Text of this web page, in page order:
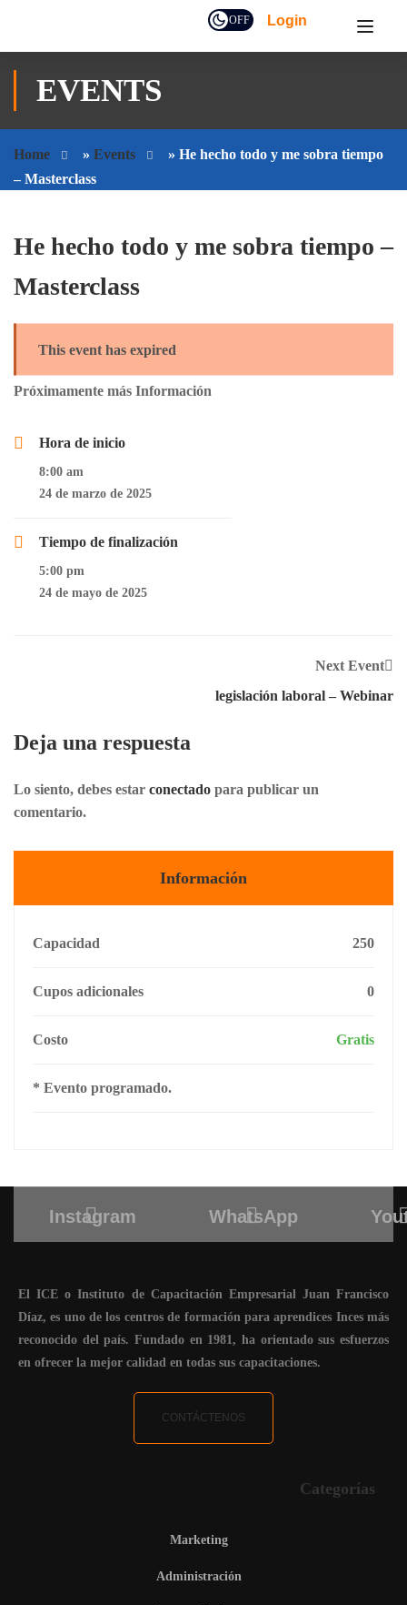
OFF Login
EVENTS
Home » Events » He hecho todo y me sobra tiempo
– Masterclass
He hecho todo y me sobra tiempo –
Masterclass
This event has expired
Próximamente más Información
Hora de inicio
8:00 am
24 de marzo de 2025
Tiempo de finalización
5:00 pm
24 de mayo de 2025
Next Event
legislación laboral – Webinar
Deja una respuesta
Lo siento, debes estar conectado para publicar un
comentario.
Información
Capacidad 250
Cupos adicionales 0
Costo Gratis
* Evento programado.
Instagram WhatsApp
El ICE o Instituto de Capacitación Empresarial Juan Francisco
Díaz, es uno de los centros de formación para aprendices Inces más
reconocido del país. Fundado en 1981, ha orientado sus esfuerzos
en ofrecer la mejor calidad en todas sus capacitaciones.
CONTÁCTENOS
Categorías
Marketing
Administración